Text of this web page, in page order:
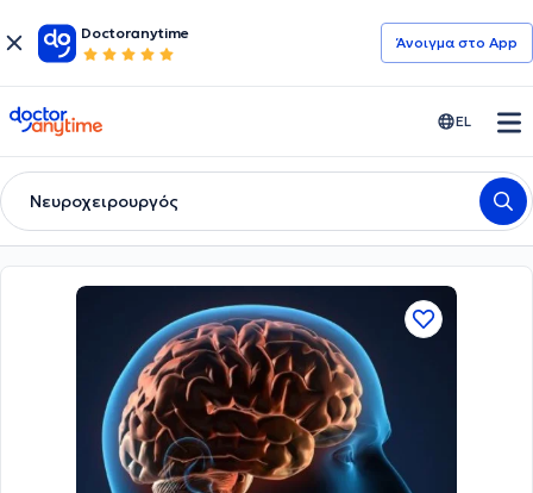
Doctoranytime
Άνοιγμα στο App
doctoranytime EL
Νευροχειρουργός